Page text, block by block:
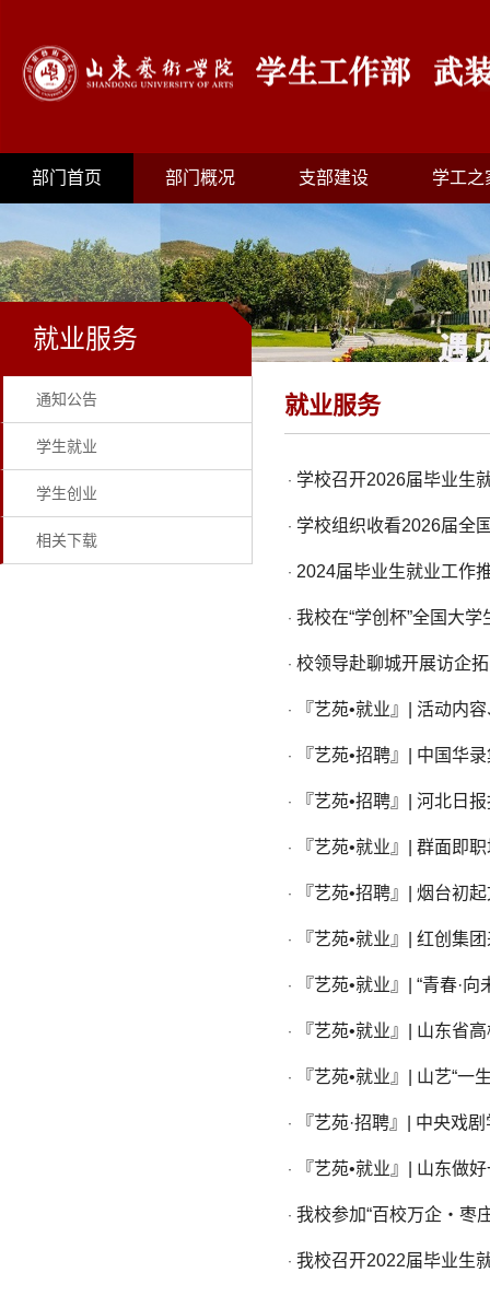
部门首页 部门概况 支部建设 学工之
就业服务
通知公告
学生就业
学生创业
相关下载
就业服务
· 学校召开2026届毕业生
· 学校组织收看2026届全
· 2024届毕业生就业工作
· 我校在“学创杯”全国大
· 校领导赴聊城开展访企
· 『艺苑•就业』| 活动内
· 『艺苑•招聘』| 中国华
· 『艺苑•招聘』| 河北日
· 『艺苑•就业』| 群面
· 『艺苑•招聘』| 烟台初
· 『艺苑•就业』| 红创集
· 『艺苑•就业』| “青春·
· 『艺苑•就业』| 山东省
· 『艺苑•就业』| 山艺“一
· 『艺苑·招聘』| 中央戏
· 『艺苑•就业』| 山东做
· 我校参加“百校万企・枣
· 我校召开2022届毕业生